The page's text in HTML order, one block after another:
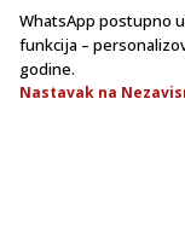
WhatsApp postupno
funkcija –
godine.
Nastavak na